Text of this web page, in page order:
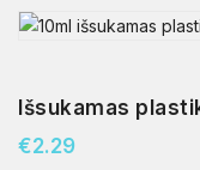
Išsukamas
€2.29